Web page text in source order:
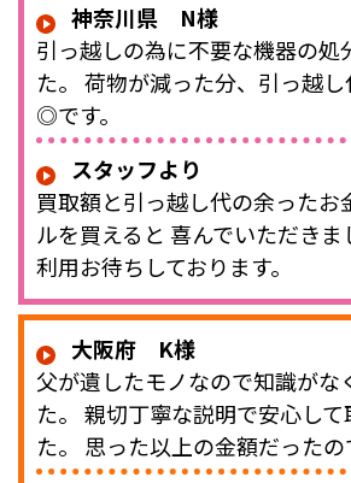
神奈川県 N様
引っ越しの為に不要な機器の処
た。 荷物が減った分、引っ越
◎です。
スタッフより
買取額と引っ越し代の余ったお
ルを買えると 喜んでいただき
利用お待ちしております。
大阪府 K様
父が遺したモノなので知識がな
た。 親切丁寧な説明で安心し
た。 思った以上の金額だったの